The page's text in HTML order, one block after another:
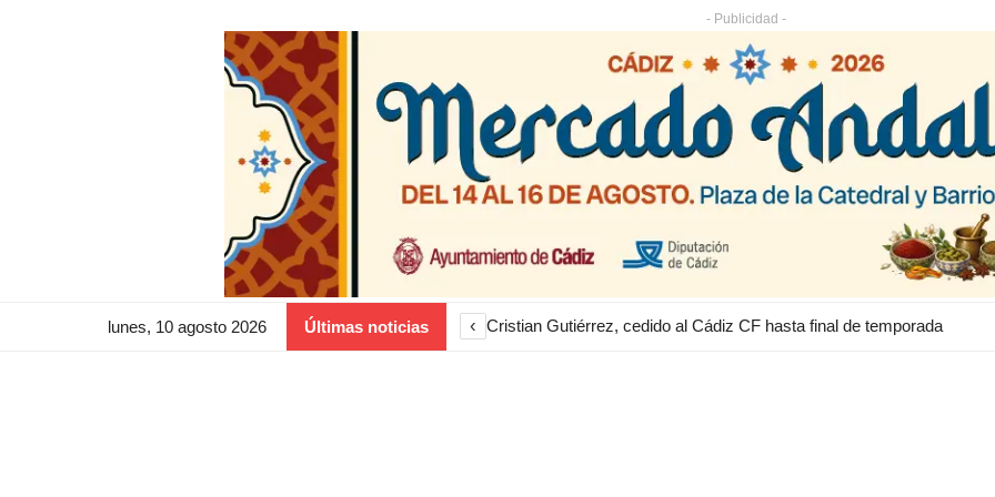
- Publicidad -
lunes, 10 agosto 2026 Últimas noticias ‹ Cristian Gutiérrez, cedido al Cádiz CF hasta final de temporada